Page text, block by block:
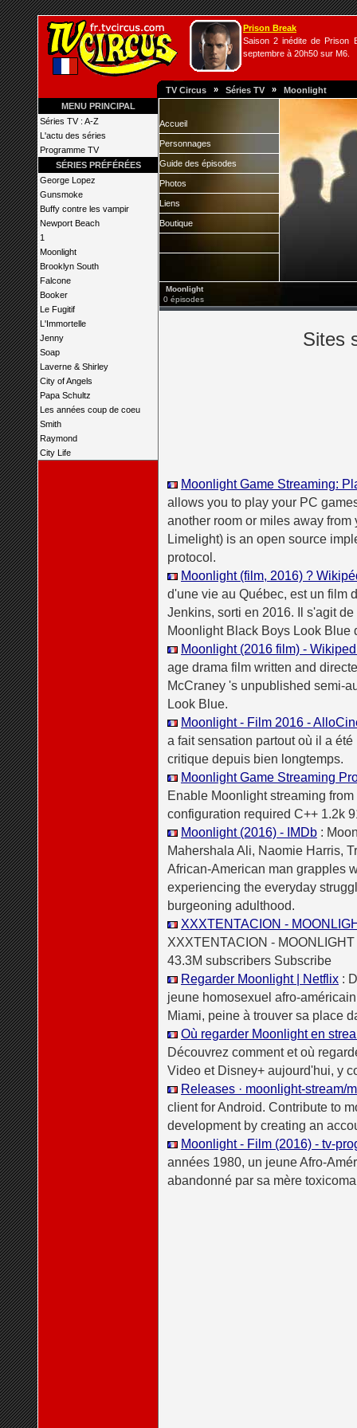
Prison Break
Saison 2 inédite de Prison
septembre à 20h50 sur M6.
TV Circus » Séries TV » Moonlight
MENU PRINCIPAL
Séries TV : A-Z
L'actu des séries
Programme TV
SÉRIES PRÉFÉRÉES
George Lopez
Gunsmoke
Buffy contre les vampir
Newport Beach
1
Moonlight
Brooklyn South
Falcone
Booker
Le Fugitif
L'Immortelle
Jenny
Soap
Laverne & Shirley
City of Angels
Papa Schultz
Les années coup de coeu
Smith
Raymond
City Life
Accueil
Personnages
Guide des épisodes
Photos
Liens
Boutique
Moonlight
0 épisodes
Sites
Moonlight Game Streaming:
allows you to play your PC
another room or miles away
Limelight) is an open source
protocol.
Moonlight (film, 2016) ?
d'une vie au Québec, est un film
Jenkins, sorti en 2016. Il s'agit
Moonlight Black Boys Look Blue
Moonlight (2016 film) -
age drama film written and
McCraney 's unpublished semi-
Look Blue.
Moonlight - Film 2016 -
a fait sensation partout où il a
critique depuis bien longtemps.
Moonlight Game Streaming
Enable Moonlight streaming
configuration required C++ 1.2k
Moonlight (2016) - IMDb :
Mahershala Ali, Naomie Harris,
African-American man grapples
experiencing the everyday
burgeoning adulthood.
XXXTENTACION -
XXXTENTACION -
43.3M subscribers Subscribe
Regarder Moonlight | Netflix :
jeune homosexuel afro-
Miami, peine à trouver sa place
Où regarder Moonlight en
Découvrez comment et où
Video et Disney+ aujourd'hui, y
Releases · moonlight-stream/
client for Android. Contribute to
development by creating an
Moonlight - Film (2016) - tv-
années 1980, un jeune Afro-
abandonné par sa mère